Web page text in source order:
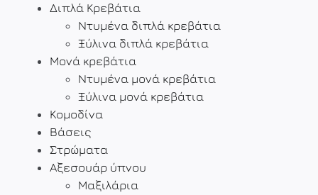
Διπλά Κρεβάτια
Ντυμένα διπλά κρεβάτια
Ξύλινα διπλά κρεβάτια
Μονά κρεβάτια
Ντυμένα μονά κρεβάτια
Ξύλινα μονά κρεβάτια
Κομοδίνα
Βάσεις
Στρώματα
Αξεσουάρ ύπνου
Μαξιλάρια